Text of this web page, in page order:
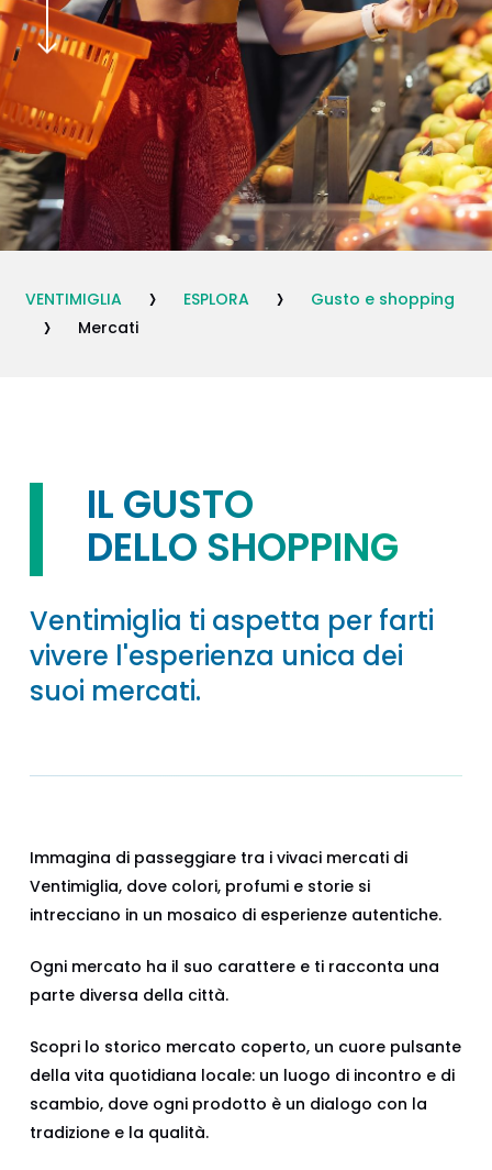
VENTIMIGLIA › ESPLORA › Gusto e shopping
› Mercati
IL GUSTO
DELLO SHOPPING
Ventimiglia ti aspetta per farti
vivere l'esperienza unica dei
suoi mercati.
Immagina di passeggiare tra i vivaci mercati di
Ventimiglia, dove colori, profumi e storie si
intrecciano in un mosaico di esperienze autentiche.
Ogni mercato ha il suo carattere e ti racconta una
parte diversa della città.
Scopri lo storico mercato coperto, un cuore pulsante
della vita quotidiana locale: un luogo di incontro e di
scambio, dove ogni prodotto è un dialogo con la
tradizione e la qualità.